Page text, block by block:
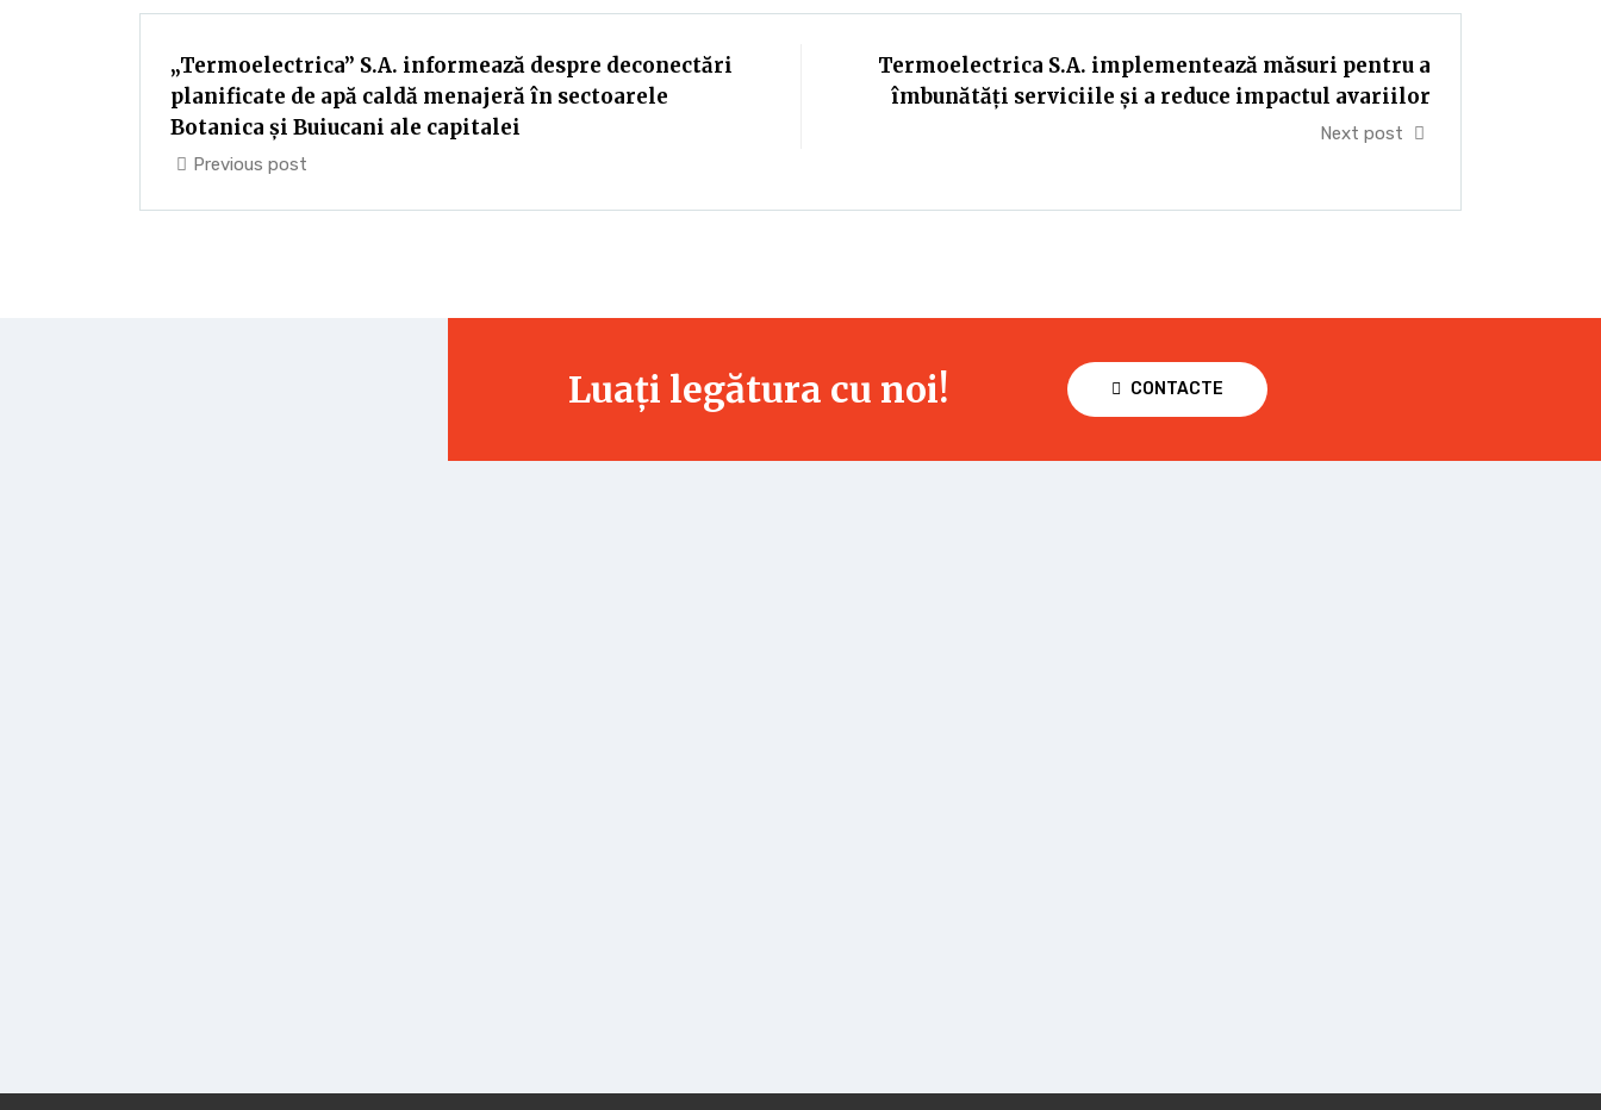
„Termoelectrica” S.A. informează despre deconectări
planificate de apă caldă menajeră în sectoarele
Botanica și Buiucani ale capitalei
Previous post
Termoelectrica S.A. implementează măsuri pentru a
îmbunătăți serviciile și a reduce impactul avariilor
Next post
Luați legătura cu noi! CONTACTE